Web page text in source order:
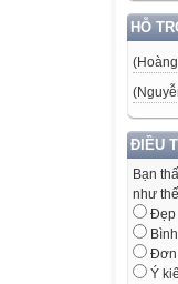
HỖ
ĐIỀU
Bạn
như
Đẹp
Đơn
Ý